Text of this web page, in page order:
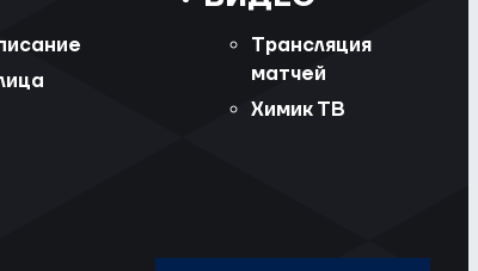
Трансляция
матчей
Химик ТВ